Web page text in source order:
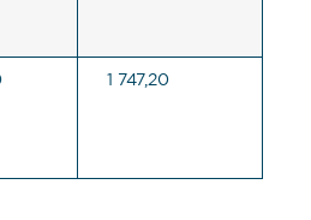
1 747,20